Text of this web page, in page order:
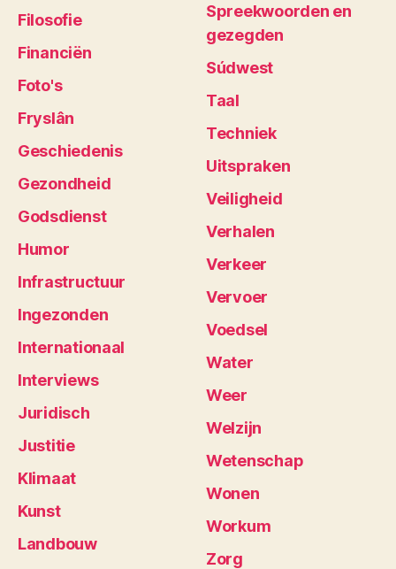
Filosofie
Financiën
Foto's
Fryslân
Geschiedenis
Gezondheid
Godsdienst
Humor
Infrastructuur
Ingezonden
Internationaal
Interviews
Juridisch
Justitie
Klimaat
Kunst
Landbouw
Spreekwoorden en
gezegden
Súdwest
Taal
Techniek
Uitspraken
Veiligheid
Verhalen
Verkeer
Vervoer
Voedsel
Water
Weer
Welzijn
Wetenschap
Wonen
Workum
Zorg